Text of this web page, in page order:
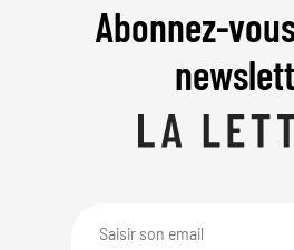
Abonnez-